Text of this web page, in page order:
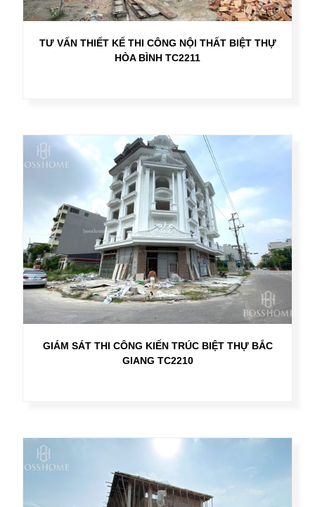
TƯ VẤN THIẾT KẾ THI CÔNG NỘI THẤT BIỆT THỰ
HÒA BÌNH TC2211
GIÁM SÁT THI CÔNG KIẾN TRÚC BIỆT THỰ BẮC
GIANG TC2210